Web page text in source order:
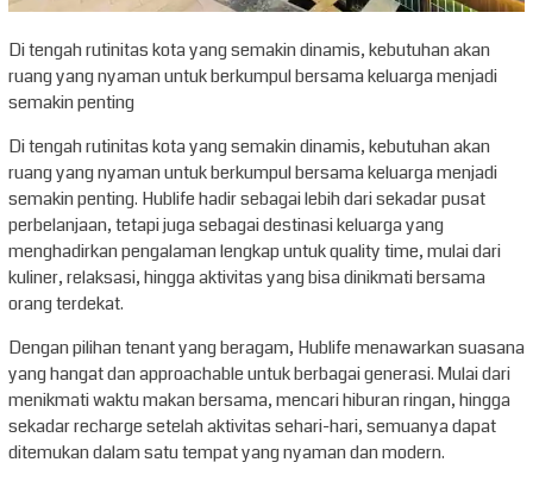
Di tengah rutinitas kota yang semakin dinamis, kebutuhan akan
ruang yang nyaman untuk berkumpul bersama keluarga menjadi
semakin penting
Di tengah rutinitas kota yang semakin dinamis, kebutuhan akan
ruang yang nyaman untuk berkumpul bersama keluarga menjadi
semakin penting. Hublife hadir sebagai lebih dari sekadar pusat
perbelanjaan, tetapi juga sebagai destinasi keluarga yang
menghadirkan pengalaman lengkap untuk quality time, mulai dari
kuliner, relaksasi, hingga aktivitas yang bisa dinikmati bersama
orang terdekat.
Dengan pilihan tenant yang beragam, Hublife menawarkan suasana
yang hangat dan approachable untuk berbagai generasi. Mulai dari
menikmati waktu makan bersama, mencari hiburan ringan, hingga
sekadar recharge setelah aktivitas sehari-hari, semuanya dapat
ditemukan dalam satu tempat yang nyaman dan modern.